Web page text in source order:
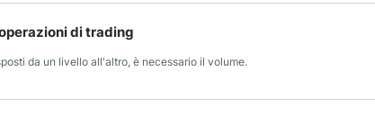
di trading
da un livello all'altro, è necessario il volume.